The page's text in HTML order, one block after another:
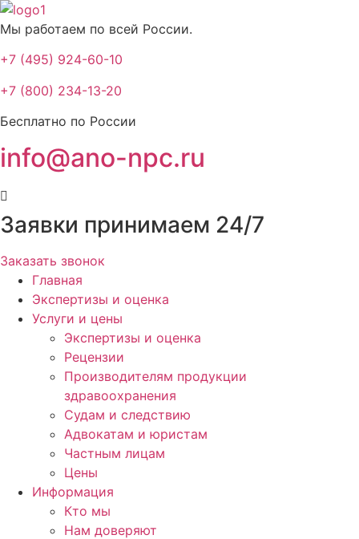
Мы работаем по всей России.
+7 (495) 924-60-10​
+7 (800) 234-13-20​
Бесплатно по России
info@ano-npc.ru
Заявки принимаем 24/7
Заказать звонок
Главная
Экспертизы и оценка
Услуги и цены
Экспертизы и оценка
Рецензии
Производителям продукции
здравоохранения
Судам и следствию
Адвокатам и юристам
Частным лицам
Цены
Информация
Кто мы
Нам доверяют